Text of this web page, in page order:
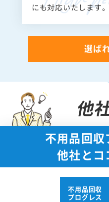
にも対応いたします
選ば
他
不用品回
他社とコ
不用品回収
プログレス